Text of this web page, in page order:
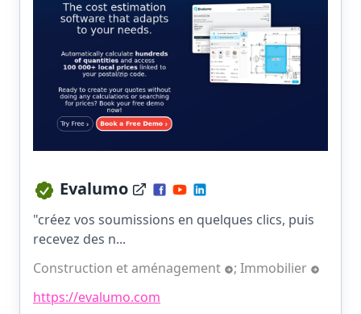
Evalumo
"créez vos soumissions en quelques clics, puis
recevez des n...
Construction et aménagement
; Immobilier
https://evalumo.com